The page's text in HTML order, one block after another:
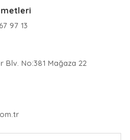
97 13
Blv. No:381 Mağaza 22